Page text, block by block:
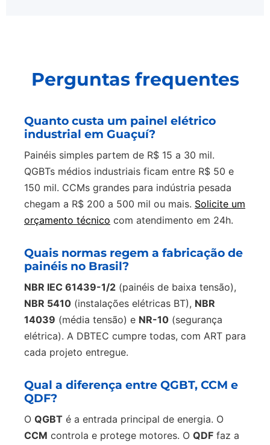
Perguntas frequentes
Quanto custa um painel elétrico
industrial em Guaçuí?
Painéis simples partem de R$ 15 a 30 mil.
QGBTs médios industriais ficam entre R$ 50 e
150 mil. CCMs grandes para indústria pesada
chegam a R$ 200 a 500 mil ou mais. Solicite um
orçamento técnico com atendimento em 24h.
Quais normas regem a fabricação de
painéis no Brasil?
NBR IEC 61439-1/2 (painéis de baixa tensão),
NBR 5410 (instalações elétricas BT), NBR
14039 (média tensão) e NR-10 (segurança
elétrica). A DBTEC cumpre todas, com ART para
cada projeto entregue.
Qual a diferença entre QGBT, CCM e
QDF?
O QGBT é a entrada principal de energia. O
CCM controla e protege motores. O QDF faz a